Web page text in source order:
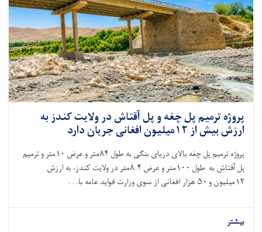
پروژه ترمیم پل چغه و پل آقتاش در ولایت کندز به
ارزش بیش از ۱۲میلیون افغانی جریان دارد
پروژه ترمیم پل چغه بالای دریای بنگی به طول ۸۴متر و عرض ۱۰متر و ترمیم
پل آقتاش به طول ۱۰۰متر و عرض ۸.۴متر در ولایت کندز، به ارزش
۱۲میلیون و ۵۰ هزار افغانی از سوی وزارت فواید عامه با. . .
بیشتر